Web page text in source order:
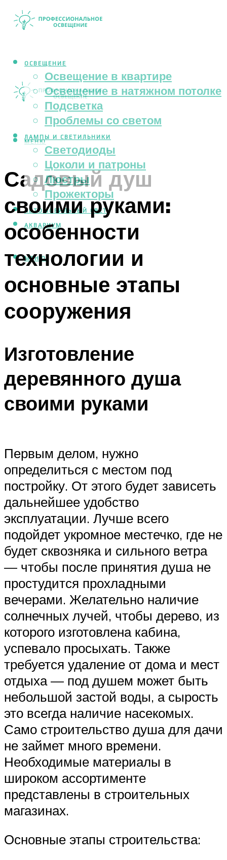
ОСВЕЩЕНИЕ
Освещение в квартире
Освещение в натяжном потолке
Подсветка
Проблемы со светом
ЛАМПЫ И СВЕТИЛЬНИКИ
Светодиоды
Цоколи и патроны
Люстры
Прожекторы
АВТОМОБИЛЬНЫЙ СВЕТ
АКВАРИУМ
МЕНЮ
МЕНЮ
Садовый душ
своими руками:
особенности
технологии и
основные этапы
сооружения
Изготовление
деревянного душа
своими руками
Первым делом, нужно
определиться с местом под
постройку. От этого будет зависеть
дальнейшее удобство
эксплуатации. Лучше всего
подойдет укромное местечко, где не
будет сквозняка и сильного ветра
— чтобы после принятия душа не
простудится прохладными
вечерами. Желательно наличие
солнечных лучей, чтобы дерево, из
которого изготовлена кабина,
успевало просыхать. Также
требуется удаление от дома и мест
отдыха — под душем может быть
небольшой застой воды, а сырость
это всегда наличие насекомых.
Само строительство душа для дачи
не займет много времени.
Необходимые материалы в
широком ассортименте
представлены в строительных
магазинах.
Основные этапы строительства: